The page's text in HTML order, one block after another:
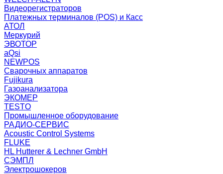
Видеорегистраторов
Платежных терминалов (POS) и Касс
АТОЛ
Меркурий
ЭВОТОР
aQsi
NEWPOS
Сварочных аппаратов
Fujikura
Газоанализатора
ЭКОМЕР
TESTO
Промышленное оборудование
РАДИО-СЕРВИС
Acoustic Control Systems
FLUKE
HL Hutterer & Lechner GmbH
СЭМПЛ
Электрошокеров